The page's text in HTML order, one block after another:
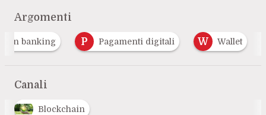
Argomenti
banking P Pagamenti digitali W Wallet
Canali
Blockchain